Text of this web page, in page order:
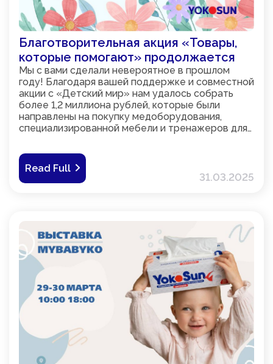
Благотворительная акция «Товары,
которые помогают» продолжается
Мы с вами сделали невероятное в прошлом
году! Благодаря вашей поддержке и совместной
акции с «Детский мир» нам удалось собрать
более 1,2 миллиона рублей, которые были
направлены на покупку медоборудования,
специализированной мебели и тренажеров для
учреждениях в четырех регионах России. Это
была по-настоящему важная и значимая
инициатива, и мы гордимся, что стали частью
этого процесса.
Read Full
31.03.2025